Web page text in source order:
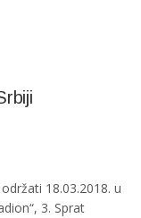
18.03.2018. u
3. Sprat